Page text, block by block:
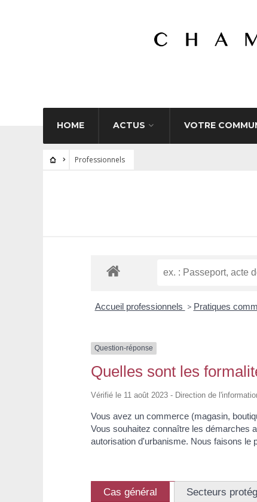
HOME ACTUS VOTRE
Professionnels
Accueil professionnels > Pratiques
Question-réponse
Quelles sont les
Vérifié le 11 août 2023 - Direction de
Vous avez un commerce (magasin,
Vous souhaitez connaître les démarches
autorisation d'urbanisme. Nous faisons le
Cas général Secteurs